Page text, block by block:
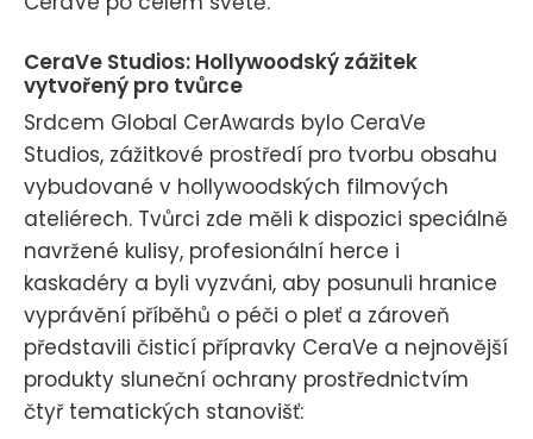
CeraVe Studios: Hollywoodský zážitek
vytvořený pro tvůrce
Srdcem Global CerAwards bylo CeraVe
Studios, zážitkové prostředí pro tvorbu obsahu
vybudované v hollywoodských filmových
ateliérech. Tvůrci zde měli k dispozici speciálně
navržené kulisy, profesionální herce i
kaskadéry a byli vyzváni, aby posunuli hranice
vyprávění příběhů o péči o pleť a zároveň
představili čisticí přípravky CeraVe a nejnovější
produkty sluneční ochrany prostřednictvím
čtyř tematických stanovišť: